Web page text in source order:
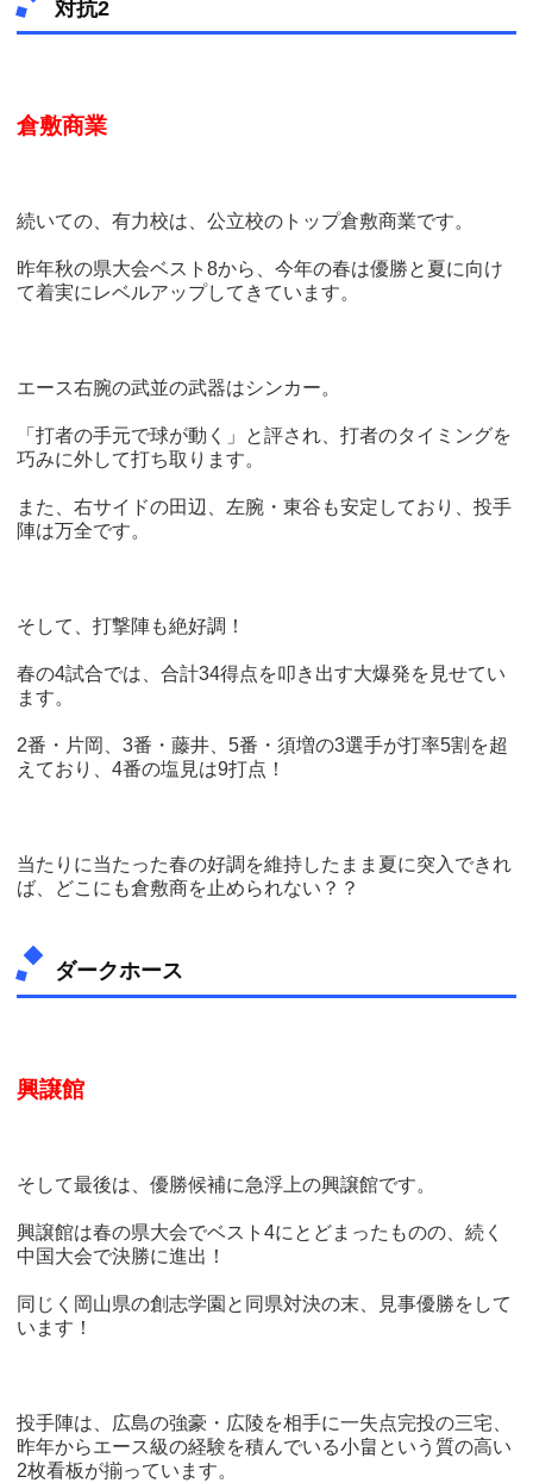
対抗2
倉敷商業
続いての、有力校は、公立校のトップ倉敷商業です。
昨年秋の県大会ベスト8から、今年の春は優勝と夏に向け
て着実にレベルアップしてきています。
エース右腕の武並の武器はシンカー。
「打者の手元で球が動く」と評され、打者のタイミングを
巧みに外して打ち取ります。
また、右サイドの田辺、左腕・東谷も安定しており、投手
陣は万全です。
そして、打撃陣も絶好調！
春の4試合では、合計34得点を叩き出す大爆発を見せてい
ます。
2番・片岡、3番・藤井、5番・須増の3選手が打率5割を超
えており、4番の塩見は9打点！
当たりに当たった春の好調を維持したまま夏に突入できれ
ば、どこにも倉敷商を止められない？？
ダークホース
興譲館
そして最後は、優勝候補に急浮上の興譲館です。
興譲館は春の県大会でベスト4にとどまったものの、続く
中国大会で決勝に進出！
同じく岡山県の創志学園と同県対決の末、見事優勝をして
います！
投手陣は、広島の強豪・広陵を相手に一失点完投の三宅、
昨年からエース級の経験を積んでいる小畠という質の高い
2枚看板が揃っています。